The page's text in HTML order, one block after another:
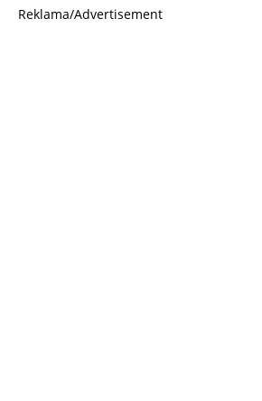
Reklama/Advertisement